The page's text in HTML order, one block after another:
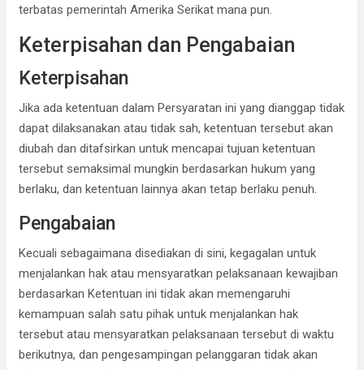
terbatas pemerintah Amerika Serikat mana pun.
Keterpisahan dan Pengabaian
Keterpisahan
Jika ada ketentuan dalam Persyaratan ini yang dianggap tidak
dapat dilaksanakan atau tidak sah, ketentuan tersebut akan
diubah dan ditafsirkan untuk mencapai tujuan ketentuan
tersebut semaksimal mungkin berdasarkan hukum yang
berlaku, dan ketentuan lainnya akan tetap berlaku penuh.
Pengabaian
Kecuali sebagaimana disediakan di sini, kegagalan untuk
menjalankan hak atau mensyaratkan pelaksanaan kewajiban
berdasarkan Ketentuan ini tidak akan memengaruhi
kemampuan salah satu pihak untuk menjalankan hak
tersebut atau mensyaratkan pelaksanaan tersebut di waktu
berikutnya, dan pengesampingan pelanggaran tidak akan